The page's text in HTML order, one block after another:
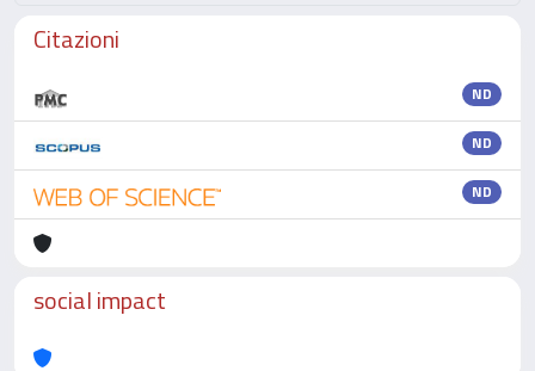
Citazioni
ND
ND
ND
social impact